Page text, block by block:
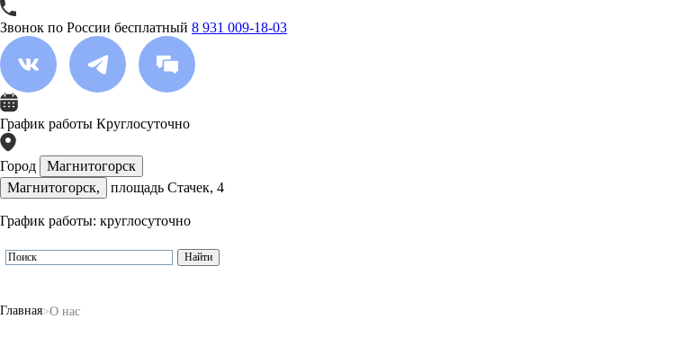
Звонок по России бесплатный 8 931 009-18-03
График работы Круглосуточно
Город
Магнитогорск
Магнитогорск,
площадь Стачек, 4
График работы: круглосуточно
Главная О нас